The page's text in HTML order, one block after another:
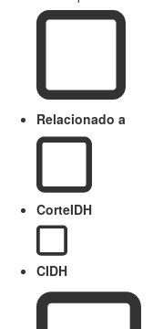
Relacionado a
CorteIDH
CIDH